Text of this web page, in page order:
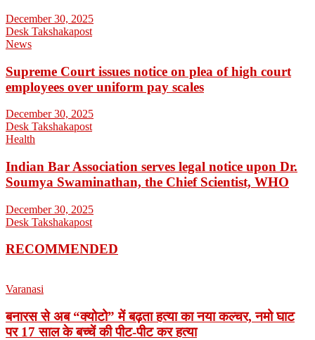
December 30, 2025
Desk Takshakapost
News
Supreme Court issues notice on plea of high court
employees over uniform pay scales
December 30, 2025
Desk Takshakapost
Health
Indian Bar Association serves legal notice upon Dr.
Soumya Swaminathan, the Chief Scientist, WHO
December 30, 2025
Desk Takshakapost
RECOMMENDED
Varanasi
बनारस से अब “क्योटो” में बढ़ता हत्या का नया कल्चर, नमो घाट
पर 17 साल के बच्चें की पीट-पीट कर हत्या